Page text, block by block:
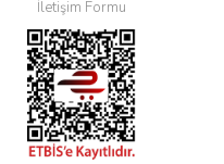
İletişim Formu